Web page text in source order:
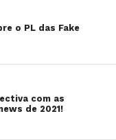
o PL das Fake
com as
de 2021!